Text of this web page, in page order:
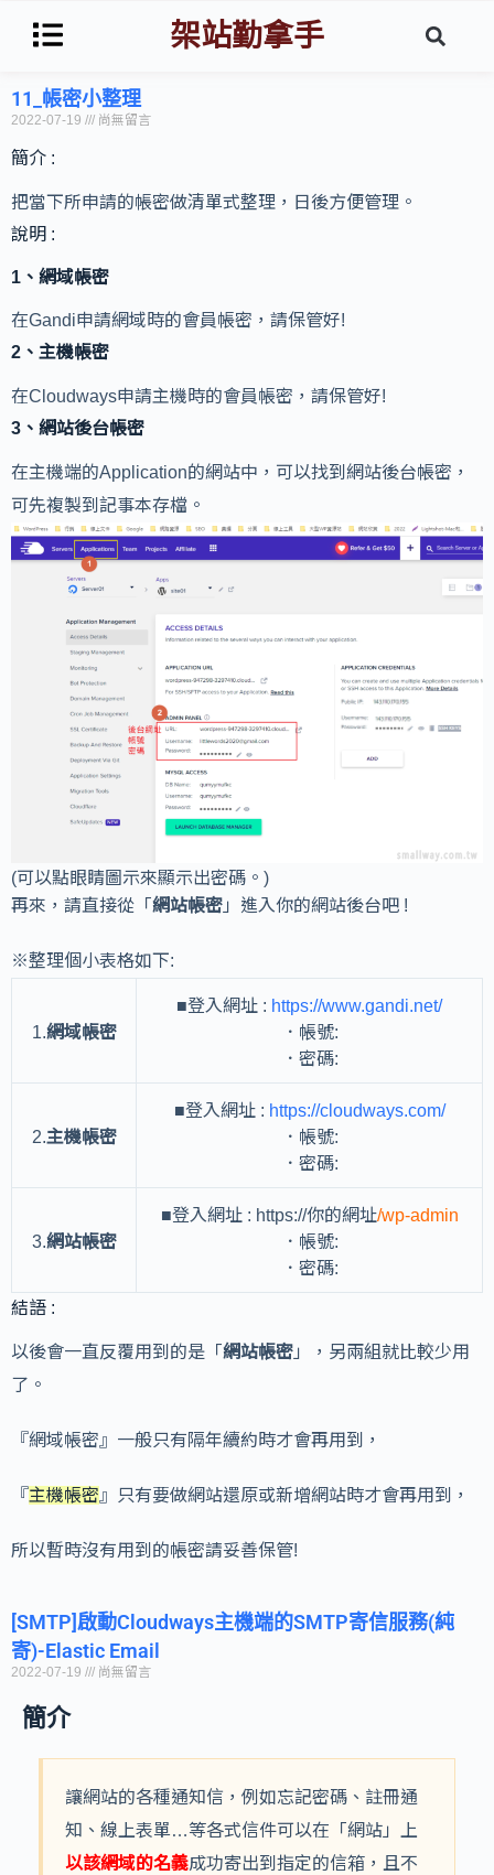
架站勤拿手
11_帳密小整理
2022-07-19 尚無留言
簡介 :
把當下所申請的帳密做清單式整理，日後方便管理。
說明 :
1、網域帳密
在Gandi申請網域時的會員帳密，請保管好!
2、主機帳密
在Cloudways申請主機時的會員帳密，請保管好!
3、網站後台帳密
在主機端的Application的網站中，可以找到網站後台帳密，
可先複製到記事本存檔。
(可以點眼睛圖示來顯示出密碼。)
再來，請直接從「 網站帳密 」進入你的網站後台吧 !
※整理個小表格如下:
1.網域帳密
■登入網址 : https://www.gandi.net/
．帳號:
．密碼:
2.主機帳密
■登入網址 : https://cloudways.com/
．帳號:
．密碼:
3.網站帳密
■登入網址 : https://你的網址/wp-admin
．帳號:
．密碼:
結語 :
以後會一直反覆用到的是「 網站帳密 」，另兩組就比較少用
了。
『網域帳密』一般只有隔年續約時才會再用到，
『主機帳密 』只有要做網站還原或新增網站時才會再用到，
所以暫時沒有用到的帳密請妥善保管!
[SMTP]啟動Cloudways主機端的SMTP寄信服務(純
寄)-Elastic Email
2022-07-19 尚無留言
簡介
讓網站的各種通知信，例如忘記密碼、註冊通
知、線上表單…等各式信件可以在「網站」上
以該網域的名義成功寄出到指定的信箱，且不